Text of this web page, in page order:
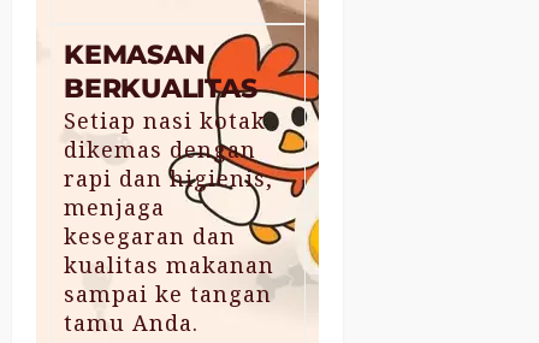
KEMASAN
BERKUALITAS
Setiap nasi kotak
dikemas dengan
rapi dan higienis,
menjaga
kesegaran dan
kualitas makanan
sampai ke tangan
tamu Anda.